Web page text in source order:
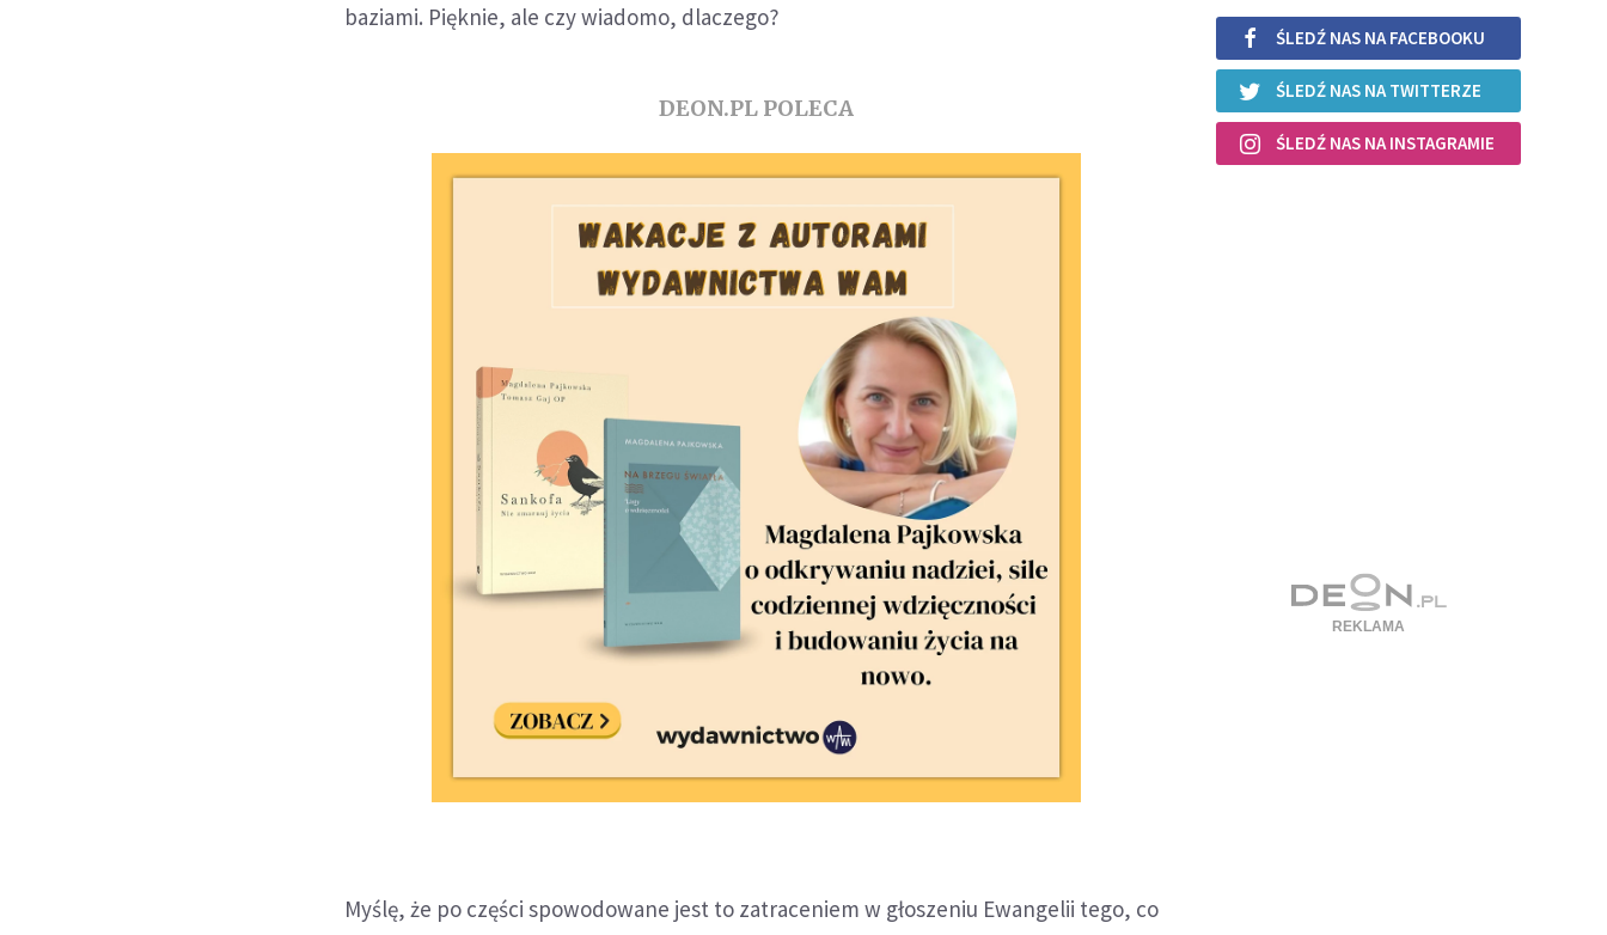
baziami. Pięknie, ale czy wiadomo, dlaczego?
DEON.PL POLECA
Myślę, że po części spowodowane jest to zatraceniem w głoszeniu Ewangelii tego, co
ŚLEDŹ NAS NA FACEBOOKU
ŚLEDŹ NAS NA TWITTERZE
ŚLEDŹ NAS NA INSTAGRAMIE